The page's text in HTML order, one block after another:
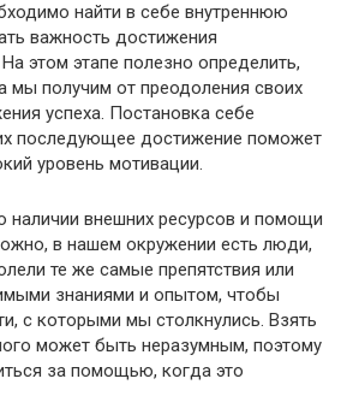
найти в себе внутреннюю
важность достижения
этом этапе полезно определить,
мы получим от преодоления своих
успеха. Постановка себе
последующее достижение поможет
уровень мотивации.
наличии внешних ресурсов и помощи
в нашем окружении есть люди,
те же самые препятствия или
знаниями и опытом, чтобы
с которыми мы столкнулись. Взять
может быть неразумным, поэтому
за помощью, когда это